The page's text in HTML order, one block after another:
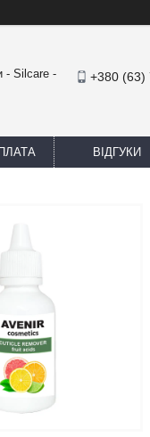
- Silcare -
+380 (63)
ВІДГУКИ